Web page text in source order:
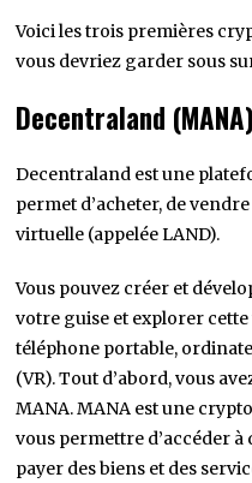
Voici les trois premières
vous devriez garder sous
Decentraland (MANA)
Decentraland est une
permet d’acheter, de
virtuelle (appelée LAND).
Vous pouvez créer et
votre guise et explorer
téléphone portable,
(VR). Tout d’abord, vous
MANA. MANA est une
vous permettre d’accéder
payer des biens et des